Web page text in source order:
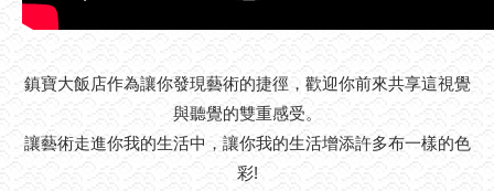
鎮寶大飯店作為讓你發現藝術的捷徑，歡迎你前來共享這視覺
與聽覺的雙重感受。
讓藝術走進你我的生活中，讓你我的生活增添許多布一樣的色
彩!